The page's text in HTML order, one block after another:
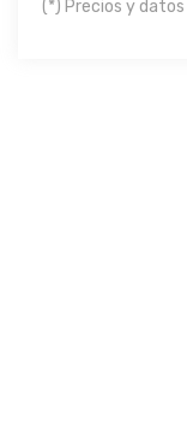
(*) Precios y